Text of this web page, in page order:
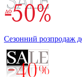
Сезонний розпродаж